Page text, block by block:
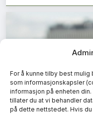
For å kunne tilby best
som informasjonskapsler
informasjon på enheten
tillater du at vi behandler
på dette nettstedet. Hvis